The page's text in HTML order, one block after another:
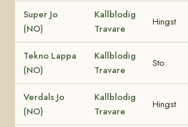
Super Jo
(NO)
Kallblodig
Travare
Hingst
Tekno Lappa
(NO)
Kallblodig
Travare
Sto
Verdals Jo
(NO)
Kallblodig
Travare
Hingst